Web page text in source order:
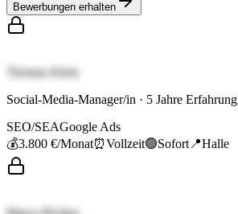
Bewerbungen erhalten
Thomas Klein
Social-Media-Manager/in · 5 Jahre Erfahrung
SEO/SEAGoogle Ads
💰3.800 €/Monat⏰Vollzeit🟢Sofort 📍Halle